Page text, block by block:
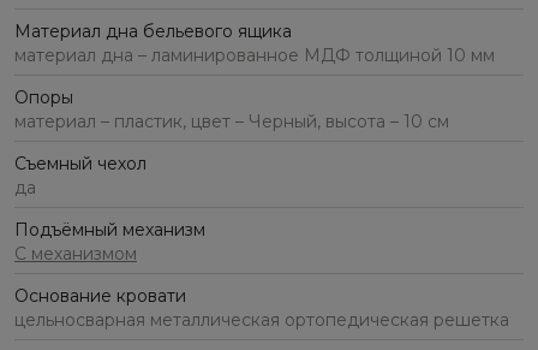
Материал дна бельевого ящика
материал дна – ламинированное МДФ толщиной 10 мм
Опоры
материал – пластик, цвет – Черный, высота – 10 см
Съемный чехол
да
Подъёмный механизм
С механизмом
Основание кровати
цельносварная металлическая ортопедическая решетка